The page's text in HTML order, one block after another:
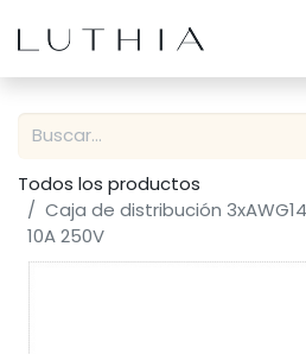
Todos los productos
Caja de distribución
10A 250V